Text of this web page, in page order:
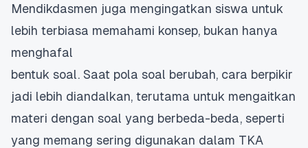
Mendikdasmen juga mengingatkan siswa untuk
lebih terbiasa memahami konsep, bukan hanya
menghafal
bentuk soal. Saat pola soal berubah, cara berpikir
jadi lebih diandalkan, terutama untuk mengaitkan
materi dengan soal yang berbeda-beda, seperti
yang memang sering digunakan dalam TKA